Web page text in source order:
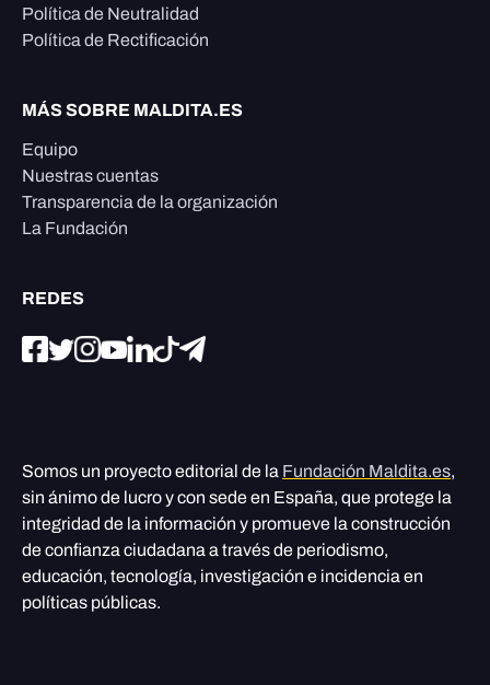
Política de Neutralidad
Política de Rectificación
MÁS SOBRE MALDITA.ES
Equipo
Nuestras cuentas
Transparencia de la organización
La Fundación
REDES
Somos un proyecto editorial de la Fundación Maldita.es,
sin ánimo de lucro y con sede en España, que protege la
integridad de la información y promueve la construcción
de confianza ciudadana a través de periodismo,
educación, tecnología, investigación e incidencia en
políticas públicas.